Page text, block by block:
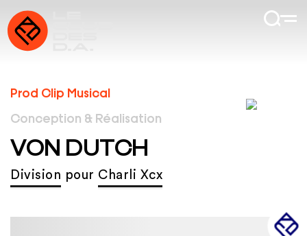
Prod Clip Musical
Conception & Réalisation
VON DUTCH
Division pour Charli Xcx